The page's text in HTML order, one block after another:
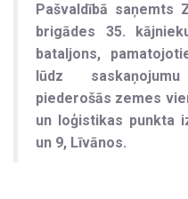
Pašvaldībā saņemts
brigādes 35.
bataljons,
lūdz
piederošās zemes
un loģistikas punkta
un 9, Līvānos.